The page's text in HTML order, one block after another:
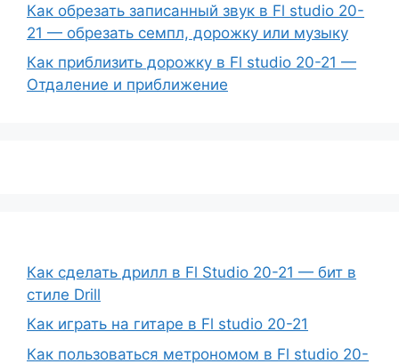
Как обрезать записанный звук в Fl studio 20-
21 — обрезать семпл, дорожку или музыку
Как приблизить дорожку в Fl studio 20-21 —
Отдаление и приближение
Как сделать дрилл в Fl Studio 20-21 — бит в
стиле Drill
Как играть на гитаре в Fl studio 20-21
Как пользоваться метрономом в Fl studio 20-